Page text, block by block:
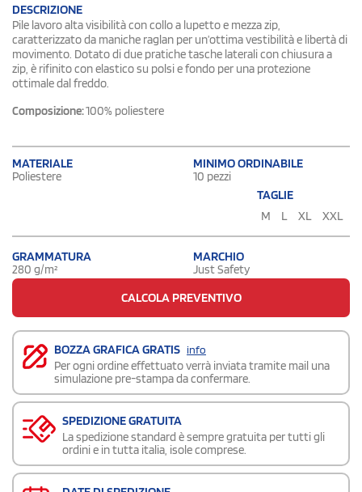
DESCRIZIONE
Pile lavoro alta visibilità con collo a lupetto e mezza zip,
caratterizzato da maniche raglan per un’ottima vestibilità e libertà di
movimento. Dotato di due pratiche tasche laterali con chiusura a
zip, è rifinito con elastico su polsi e fondo per una protezione
ottimale dal freddo.
Composizione:100% poliestere
MATERIALE
Poliestere
MINIMO ORDINABILE
10 pezzi
TAGLIE
M
L XL XXL
GRAMMATURA
280 g/m²
MARCHIO
Just Safety
CALCOLA PREVENTIVO
BOZZA GRAFICA GRATIS info
Per ogni ordine effettuato verrà inviata tramite mail una
simulazione pre-stampa da confermare.
SPEDIZIONE GRATUITA
La spedizione standard è sempre gratuita per tutti gli
ordini e in tutta italia, isole comprese.